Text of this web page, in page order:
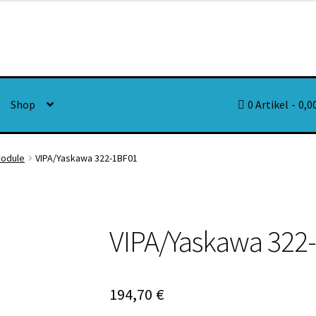
Shop 0 Artikel
VIPA/Yaskawa 322-1BF01
VIPA/Yaskawa
194,70 €